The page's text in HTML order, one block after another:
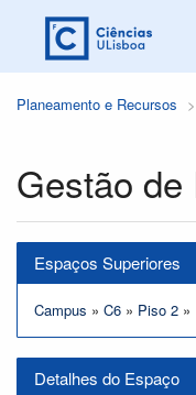
Planeamento e Recursos
Gestão de
Espaços Superiores
Campus » C6 » Piso 2 »
Detalhes do Espaço